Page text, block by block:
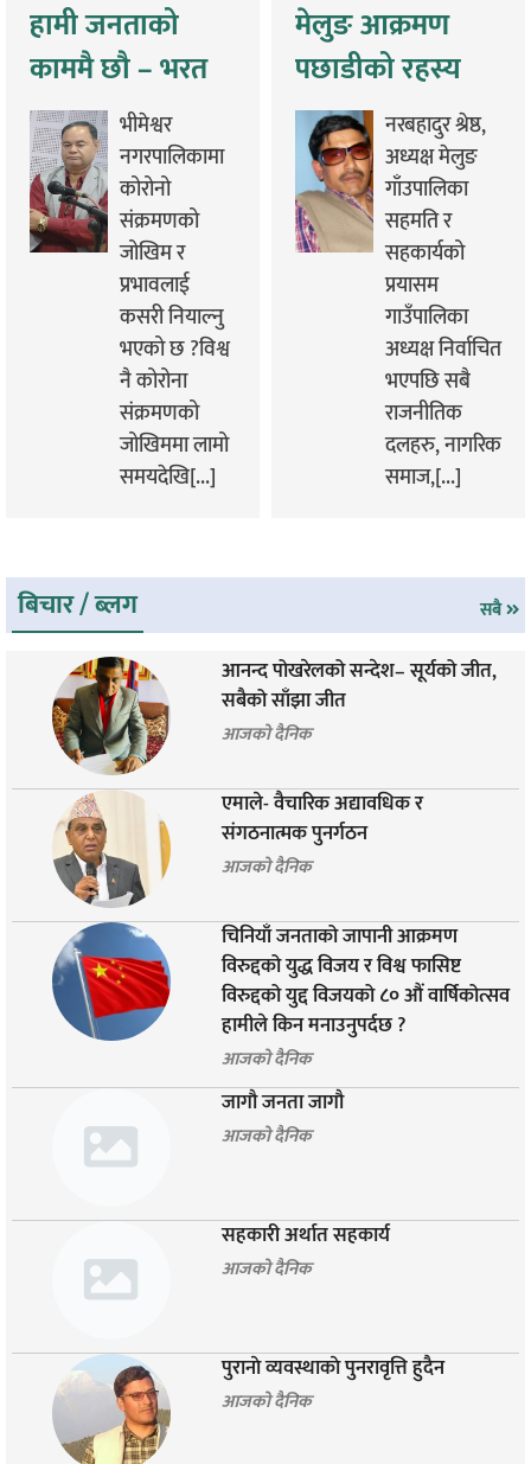
हामी जनताको
काममै छौ – भरत
केसी, नगरप्रमुख
भीमेश्वर
नगरपालिका
भीमेश्वर
नगरपालिकामा
कोरोनो
संक्रमणको
जोखिम र
प्रभावलाई
कसरी नियाल्नु
भएको छ ?विश्व
नै कोरोना
संक्रमणको
जोखिममा लामो
समयदेखि[...]
मेलुङ आक्रमण
पछाडीको रहस्य
नरबहादुर श्रेष्ठ,
अध्यक्ष मेलुङ
गाँउपालिका
सहमति र
सहकार्यको
प्रयासम
गाउँपालिका
अध्यक्ष निर्वाचित
भएपछि सबै
राजनीतिक
दलहरु, नागरिक
समाज,[...]
बिचार / ब्लग सबै
आनन्द पोखरेलको सन्देश– सूर्यको जीत,
सबैको साँझा जीत
आजको दैनिक
एमाले- वैचारिक अद्यावधिक र
संगठनात्मक पुनर्गठन
आजको दैनिक
चिनियाँ जनताको जापानी आक्रमण
विरुद्दको युद्ध विजय र विश्व फासिष्ट
विरुद्दको युद्द विजयको ८० औं वार्षिकोत्सव
हामीले किन मनाउनुपर्दछ ?
आजको दैनिक
जागौ जनता जागौ
आजको दैनिक
सहकारी अर्थात सहकार्य
आजको दैनिक
पुरानाे व्यवस्थाकाे पुनरावृत्ति हुदैन
आजको दैनिक